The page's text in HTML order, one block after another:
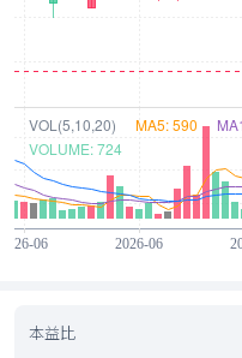
本益比